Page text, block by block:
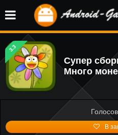
3.3
Супер
Много
В